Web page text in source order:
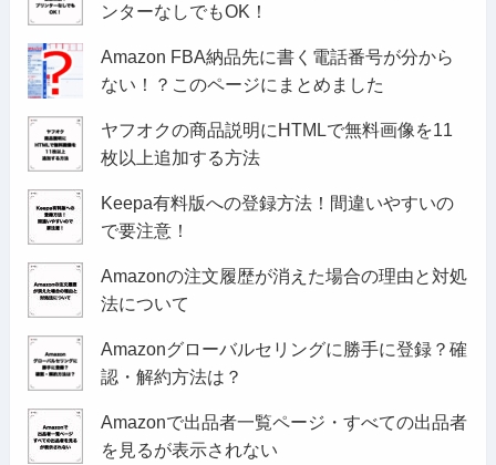
ンターなしでもOK！
Amazon FBA納品先に書く電話番号が分から
ない！？このページにまとめました
ヤフオクの商品説明にHTMLで無料画像を11
枚以上追加する方法
Keepa有料版への登録方法！間違いやすいの
で要注意！
Amazonの注文履歴が消えた場合の理由と対処
法について
Amazonグローバルセリングに勝手に登録？確
認・解約方法は？
Amazonで出品者一覧ページ・すべての出品者
を見るが表示されない